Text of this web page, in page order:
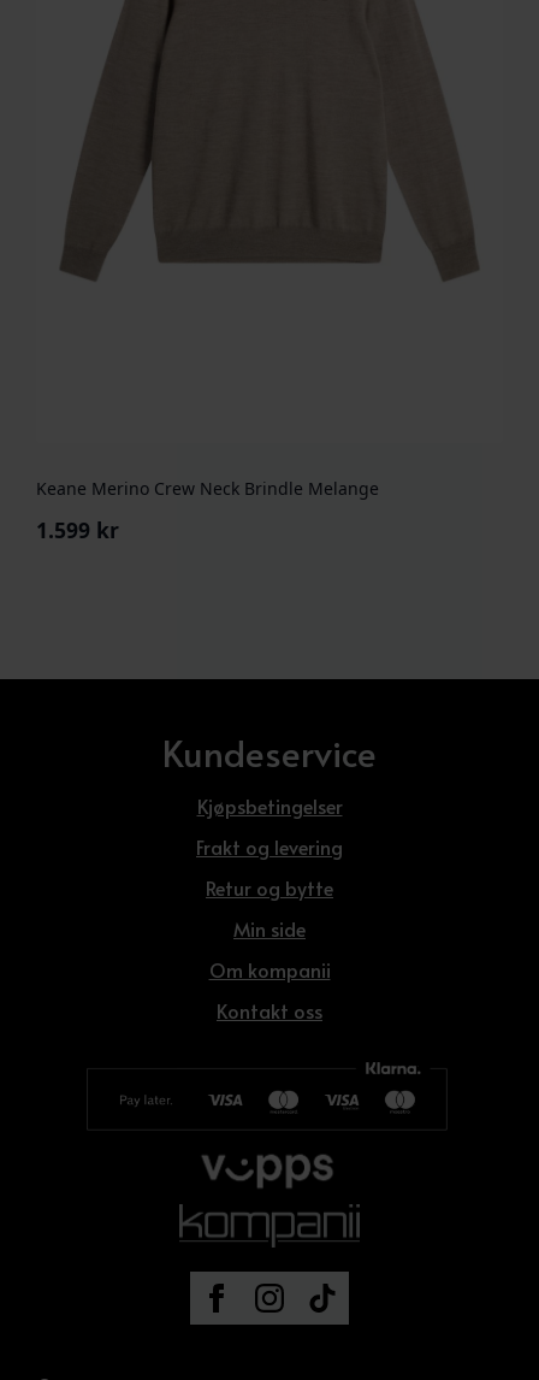
Keane Merino Crew Neck Brindle Melange
1.599 kr
Kundeservice
Kjøpsbetingelser
Frakt og levering
Retur og bytte
Min side
Om kompanii
Kontakt oss